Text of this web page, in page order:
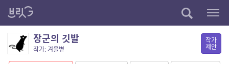
장군의 깃발
작가: 겨울볕
작가
제안